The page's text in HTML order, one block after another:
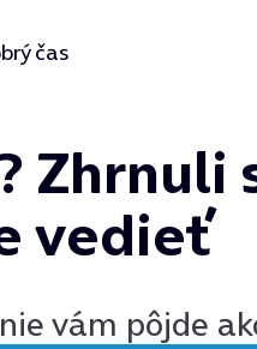
čas
Zhrnuli
vedieť
vám pôjde